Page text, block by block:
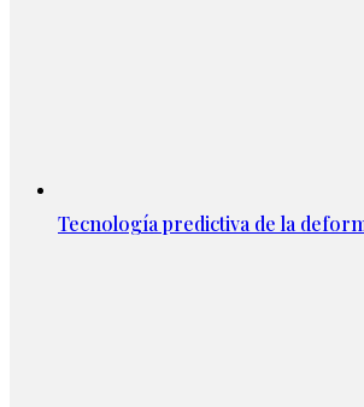
Tecnología predictiva de la